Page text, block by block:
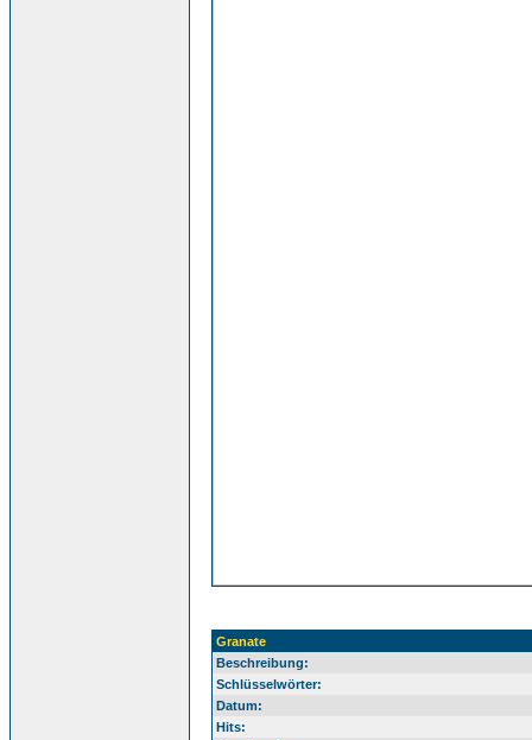
Granate
Beschreibung:
Schlüsselwörter:
Datum:
Hits: